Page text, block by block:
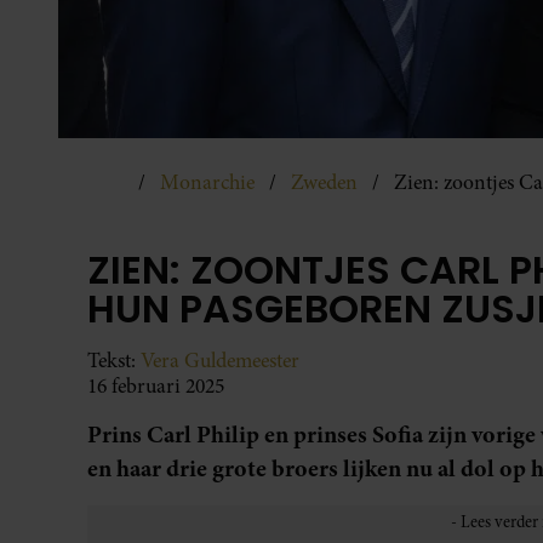
Monarchie Zweden Zien: zoontjes
ZIEN: ZOONTJES CARL
HUN PASGEBOREN
Tekst: Vera Guldemeester
16 februari 2025
Prins Carl Philip en prinses Sofia zijn
en haar drie grote broers lijken nu al dol op